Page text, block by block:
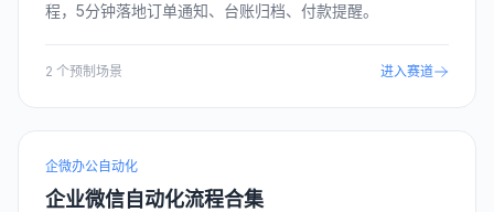
程，5分钟落地订单通知、台账归档、付款提醒。
2 个预制场景 进入赛道
企微办公自动化
企业微信自动化流程合集